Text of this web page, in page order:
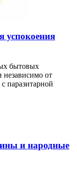
бытовых
независимо от
паразитарной
и народные